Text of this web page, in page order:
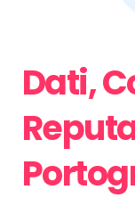
Dati,